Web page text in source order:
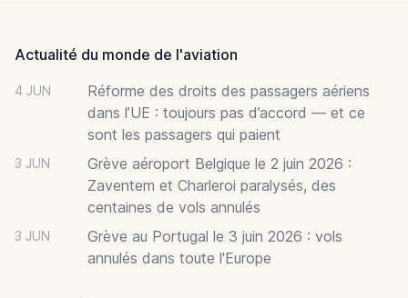
Actualité du monde de l'aviation
4 JUN
Réforme des droits des passagers aériens
dans l’UE : toujours pas d’accord — et ce
sont les passagers qui paient
3 JUN
Grève aéroport Belgique le 2 juin 2026 :
Zaventem et Charleroi paralysés, des
centaines de vols annulés
3 JUN
Grève au Portugal le 3 juin 2026 : vols
annulés dans toute l'Europe